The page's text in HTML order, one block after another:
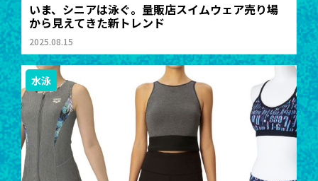
いま、シニアは泳ぐ。量販店スイムウェア売り場
から見えてきた新トレンド
2025.08.15
水泳